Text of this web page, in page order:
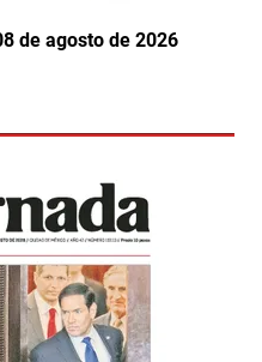
de agosto de 2026